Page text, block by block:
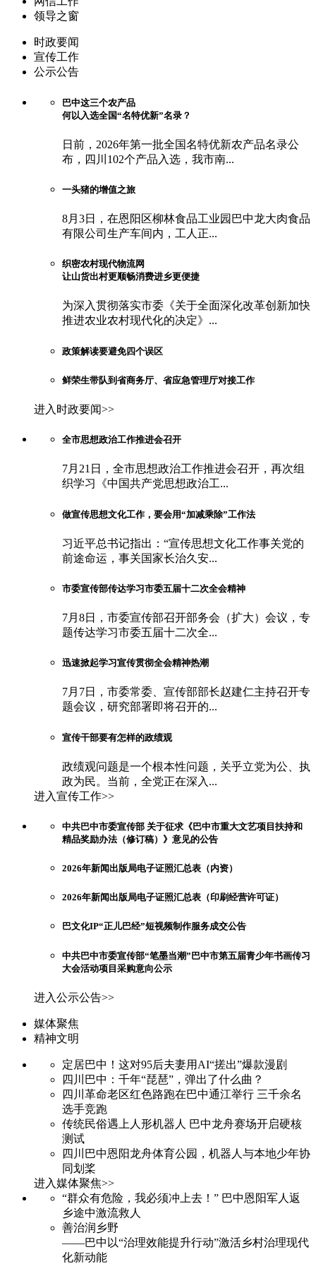
领导之窗
时政要闻
宣传工作
公示公告
巴中这三个农产品
何以入选全国“名特优新”名录？
日前，2026年第一批全国名特优新农产品名录公
布，四川102个产品入选，我市南...
一头猪的增值之旅
8月3日，在恩阳区柳林食品工业园巴中龙大肉食品
有限公司生产车间内，工人正...
织密农村现代物流网
让山货出村更顺畅消费进乡更便捷
为深入贯彻落实市委《关于全面深化改革创新加快
推进农业农村现代化的决定》...
政策解读要避免四个误区
鲜荣生带队到省商务厅、省应急管理厅对接工作
进入时政要闻>>
全市思想政治工作推进会召开
7月21日，全市思想政治工作推进会召开，再次组
织学习《中国共产党思想政治工...
做宣传思想文化工作，要会用“加减乘除”工作法
习近平总书记指出：“宣传思想文化工作事关党的
前途命运，事关国家长治久安...
市委宣传部传达学习市委五届十二次全会精神
7月8日，市委宣传部召开部务会（扩大）会议，专
题传达学习市委五届十二次全...
迅速掀起学习宣传贯彻全会精神热潮
7月7日，市委常委、宣传部部长赵建仁主持召开专
题会议，研究部署即将召开的...
宣传干部要有怎样的政绩观
政绩观问题是一个根本性问题，关乎立党为公、执
政为民。当前，全党正在深入...
进入宣传工作>>
中共巴中市委宣传部 关于征求《巴中市重大文艺项目扶持和
精品奖励办法（修订稿）》意见的公告
2026年新闻出版局电子证照汇总表（内资）
2026年新闻出版局电子证照汇总表（印刷经营许可证）
巴文化IP“正儿巴经”短视频制作服务成交公告
中共巴中市委宣传部“笔墨当潮”巴中市第五届青少年书画传习
大会活动项目采购意向公示
进入公示公告>>
媒体聚焦
精神文明
定居巴中！这对95后夫妻用AI“搓出”爆款漫剧
四川巴中：千年“琵琶”，弹出了什么曲？
四川革命老区红色路跑在巴中通江举行 三千余名
选手竞跑
传统民俗遇上人形机器人 巴中龙舟赛场开启硬核
测试
四川巴中恩阳龙舟体育公园，机器人与本地少年协
同划桨
进入媒体聚焦>>
“群众有危险，我必须冲上去！” 巴中恩阳军人返
乡途中激流救人
善治润乡野
——巴中以“治理效能提升行动”激活乡村治理现代
化新动能